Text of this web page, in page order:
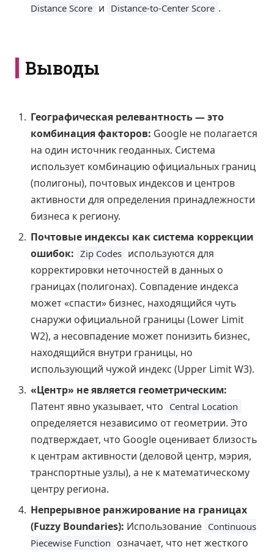
Distance Score и Distance-to-Center Score .
Выводы
Географическая релевантность — это
комбинация факторов: Google не полагается
на один источник геоданных. Система
использует комбинацию официальных границ
(полигоны), почтовых индексов и центров
активности для определения принадлежности
бизнеса к региону.
Почтовые индексы как система коррекции
ошибок: Zip Codes используются для
корректировки неточностей в данных о
границах (полигонах). Совпадение индекса
может «спасти» бизнес, находящийся чуть
снаружи официальной границы (Lower Limit
W2), а несовпадение может понизить бизнес,
находящийся внутри границы, но
использующий чужой индекс (Upper Limit W3).
«Центр» не является геометрическим:
Патент явно указывает, что Central Location
определяется независимо от геометрии. Это
подтверждает, что Google оценивает близость
к центрам активности (деловой центр, мэрия,
транспортные узлы), а не к математическому
центру региона.
Непрерывное ранжирование на границах
(Fuzzy Boundaries): Использование Continuous
Piecewise Function означает, что нет жесткого